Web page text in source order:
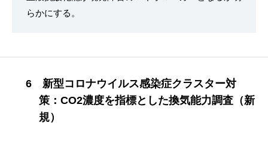
らかにする。
6 新型コロナウイルス感染症クラスター対
策：CO2濃度を指標とした換気能力調査（新
規）